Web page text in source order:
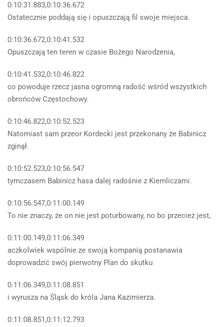
0:10:31.883,0:10:36.672
Ostatecznie poddają się i opuszczają fil swoje miejsca.
0:10:36.672,0:10:41.532
Opuszczają ten teren w czasie Bożego Narodzenia,
0:10:41.532,0:10:46.822
co powoduje rzecz jasna ogromną radość wśród wszystkich
obrońców Częstochowy.
0:10:46.822,0:10:52.523
Natomiast sam przeor Kordecki jest przekonany że Babinicz
zginął.
0:10:52.523,0:10:56.547
tymczasem Babinicz hasa dalej radośnie z Kiemliczami.
0:10:56.547,0:11:00.149
To nie znaczy, że on nie jest poturbowany, no bo przecież jest,
0:11:00.149,0:11:06.349
aczkolwiek wspólnie ze swoją kompanią postanawia
doprowadzić swój pierwotny Plan do skutku
0:11:06.349,0:11:08.851
i wyrusza na Śląsk do króla Jana Kazimierza.
0:11:08.851,0:11:12.793